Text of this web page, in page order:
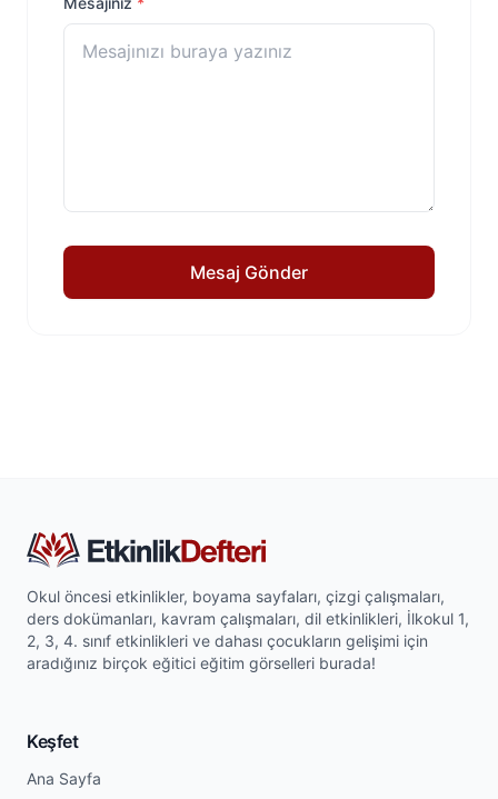
Mesaj Gönder
Okul öncesi etkinlikler, boyama sayfaları, çizgi çalışmaları,
ders dokümanları, kavram çalışmaları, dil etkinlikleri, İlkokul 1,
2, 3, 4. sınıf etkinlikleri ve dahası çocukların gelişimi için
aradığınız birçok eğitici eğitim görselleri burada!
Keşfet
Ana Sayfa